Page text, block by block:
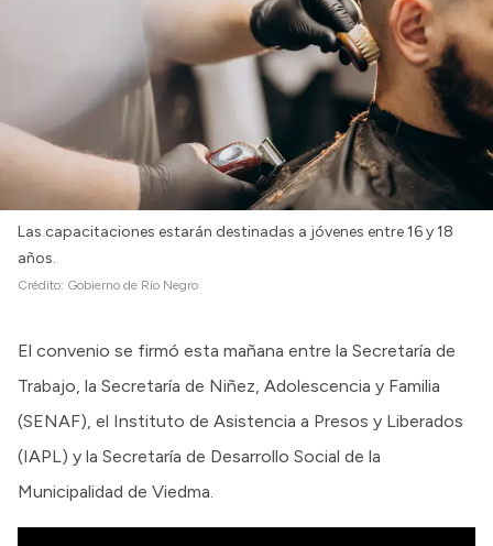
Las capacitaciones estarán destinadas a jóvenes entre 16 y 18
años.
Crédito: Gobierno de Río Negro
El convenio se firmó esta mañana entre la Secretaría de
Trabajo, la Secretaría de Niñez, Adolescencia y Familia
(SENAF), el Instituto de Asistencia a Presos y Liberados
(IAPL) y la Secretaría de Desarrollo Social de la
Municipalidad de Viedma.